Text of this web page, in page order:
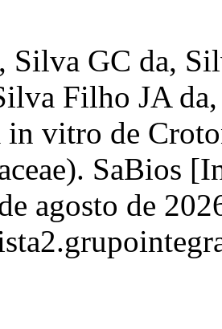
Silva GC da,
Filho JA
in vitro de
SaBios
agosto de